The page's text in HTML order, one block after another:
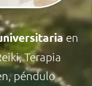
en
Terapia
péndulo